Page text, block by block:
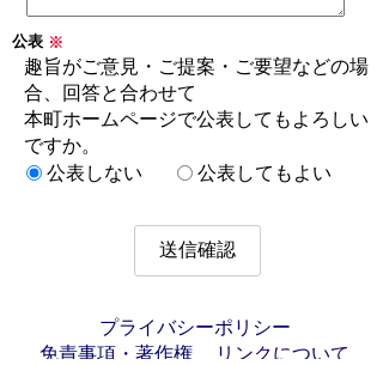
公表 ※
趣旨がご意見・ご提案・ご要望などの場
合、回答と合わせて
本町ホームページで公表してもよろしい
ですか。
公表しない
公表してもよい
プライバシーポリシー
免責事項・著作権
リンクについて